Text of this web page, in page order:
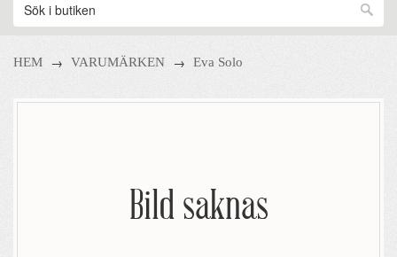
HEM → VARUMÄRKEN → Eva Solo
Bild saknas